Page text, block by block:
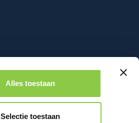
Alles toestaan
Selectie toestaan